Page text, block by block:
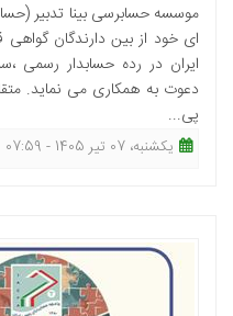
موسسه حسابرسی بینا تدبیر
ای خود از بین دارندگان گواهی
ایران در رده حسابدار
دعوت به همکاری می نماید.
پی...
یکشنبه، 07 تیر 1405 - 07:59